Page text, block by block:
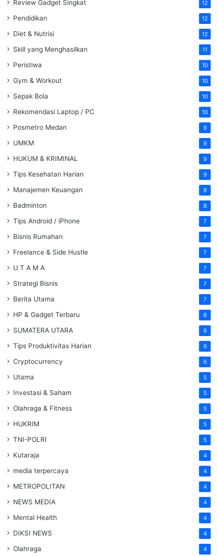
Review Gadget Singkat 12
Pendidikan 12
Diet & Nutrisi 12
Skill yang Menghasilkan 11
Peristiwa 10
Gym & Workout 10
Sepak Bola 10
Rekomendasi Laptop / PC 10
Posmetro Medan 9
UMKM 9
HUKUM & KRIMINAL 9
Tips Kesehatan Harian 9
Manajemen Keuangan 8
Badminton 8
Tips Android / iPhone 7
Bisnis Rumahan 7
Freelance & Side Hustle 7
U T A M A 7
Strategi Bisnis 7
Berita Utama 7
HP & Gadget Terbaru 6
SUMATERA UTARA 6
Tips Produktivitas Harian 6
Cryptocurrency 6
Utama 5
Investasi & Saham 5
Olahraga & Fitness 5
HUKRIM 5
TNI-POLRI 5
Kutaraja 4
media terpercaya 4
METROPOLITAN 4
NEWS MEDIA 4
Mental Health 4
DIKSI NEWS 4
Olahraga 4